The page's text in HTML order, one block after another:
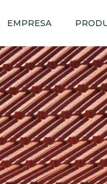
EMPRESA